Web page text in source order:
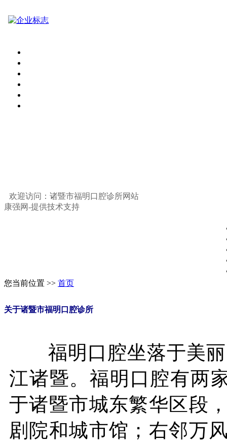
欢迎访问：诸暨市福明口腔诊所网站
康强网-提供技术支持
您当前位置 >> 首页
关于诸暨市福明口腔诊所
福明口腔坐落于美丽
江诸暨。福明口腔有两
于诸暨市城东繁华区段
剧院和城市馆；右邻万